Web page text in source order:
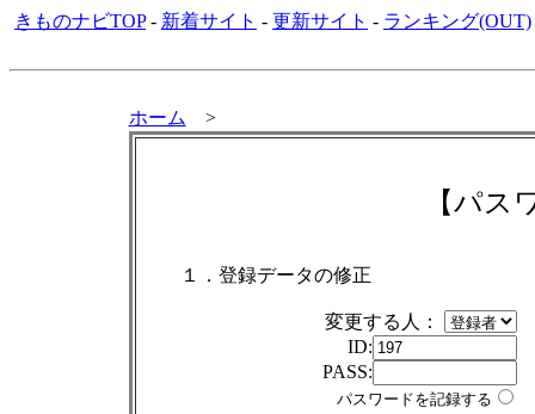
きものナビTOP- 新着サイト - 更新サイト - ランキング(OUT)
ホーム >
【パス
１．登録データの修正
変更する人：
ID:
PASS:
パスワードを記録する